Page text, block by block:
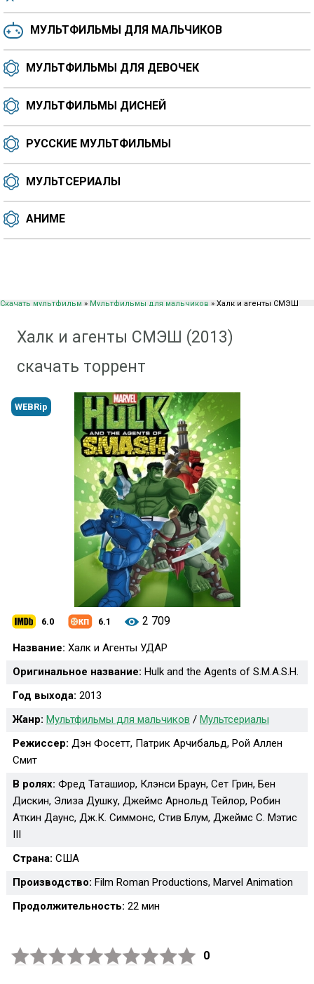
6.5 6.6 6.0 6.4
МУЛЬТФИЛЬМЫ ДЛЯ МАЛЬЧИКОВ
МУЛЬТФИЛЬМЫ ДЛЯ ДЕВОЧЕК
МУЛЬТФИЛЬМЫ ДИСНЕЙ
РУССКИЕ МУЛЬТФИЛЬМЫ
МУЛЬТСЕРИАЛЫ
АНИМЕ
Скачать мультфильм » Мультфильмы для мальчиков » Халк и агенты СМЭШ
Халк и агенты СМЭШ (2013)
скачать торрент
WEBRip
6.0 6.1 2 709
Название: Халк и Агенты УДАР
Оригинальное название: Hulk and the Agents of S.M.A.S.H.
Год выхода: 2013
Жанр: Мультфильмы для мальчиков / Мультсериалы
Режиссер: Дэн Фосетт, Патрик Арчибальд, Рой Аллен
Смит
В ролях: Фред Таташиор, Клэнси Браун, Сет Грин, Бен
Дискин, Элиза Душку, Джеймс Арнольд Тейлор, Робин
Аткин Даунс, Дж.К. Симмонс, Стив Блум, Джеймс С. Мэтис
Страна: США
Производство: Film Roman Productions, Marvel Animation
Продолжительность: 22 мин
0